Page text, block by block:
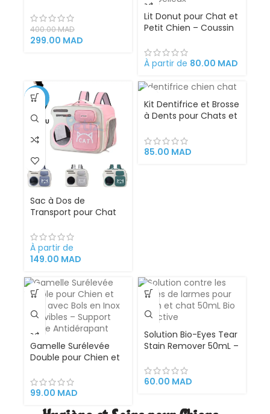
Avec Bac Collecteur
et Gazon Artificiel –
Hygiénique,
400.00MAD
299.00 MAD
Lit Donut pour Chat et
Petit Chien – Coussin
Doux | Panier
Confortable et
À partir de 80.00 MAD
-32%
VENDU
Sac à Dos de
Transport pour Chat
Bulle – Confort,
Sécurité et Design
Futuriste pour Vos
À partir de
149.00 MAD
Kit Dentifrice et Brosse
à Dents pour Chats et
Complet pour Hygiène
Buccale Parfaite –
85.00 MAD
Gamelle Surélevée
Double pour Chien et
Amovibles – Support
Pliable Antidérapant
99.00 MAD
Solution Bio-Eyes Tear
Stain Remover 50mL –
Larmes Naturelle pour
Chien & Chat, Formulé
60.00 MAD